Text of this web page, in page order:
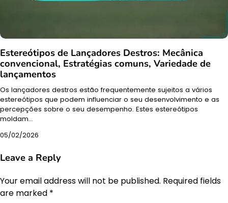
Estereótipos de Lançadores Destros: Mecânica
convencional, Estratégias comuns, Variedade de
lançamentos
Os lançadores destros estão frequentemente sujeitos a vários
estereótipos que podem influenciar o seu desenvolvimento e as
percepções sobre o seu desempenho. Estes estereótipos
moldam…
05/02/2026
Leave a Reply
Your email address will not be published. Required fields
are marked *